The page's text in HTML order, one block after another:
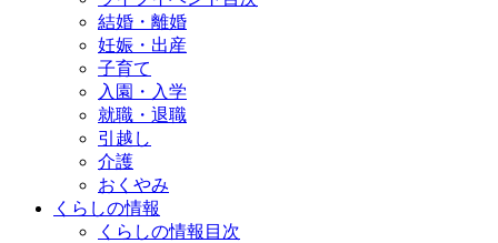
結婚・離婚
妊娠・出産
子育て
入園・入学
就職・退職
引越し
介護
おくやみ
くらしの情報
くらしの情報目次